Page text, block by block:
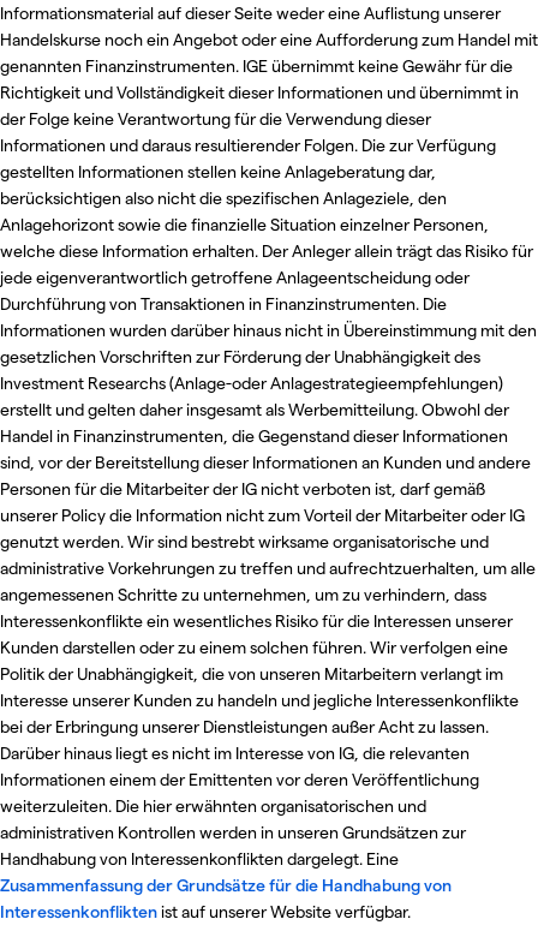
Informationsmaterial auf dieser Seite weder eine Auflistung unserer
Handelskurse noch ein Angebot oder eine Aufforderung zum Handel mit
genannten Finanzinstrumenten. IGE übernimmt keine Gewähr für die
Richtigkeit und Vollständigkeit dieser Informationen und übernimmt in
der Folge keine Verantwortung für die Verwendung dieser
Informationen und daraus resultierender Folgen. Die zur Verfügung
gestellten Informationen stellen keine Anlageberatung dar,
berücksichtigen also nicht die spezifischen Anlageziele, den
Anlagehorizont sowie die finanzielle Situation einzelner Personen,
welche diese Information erhalten. Der Anleger allein trägt das Risiko für
jede eigenverantwortlich getroffene Anlageentscheidung oder
Durchführung von Transaktionen in Finanzinstrumenten. Die
Informationen wurden darüber hinaus nicht in Übereinstimmung mit den
gesetzlichen Vorschriften zur Förderung der Unabhängigkeit des
Investment Researchs (Anlage-oder Anlagestrategieempfehlungen)
erstellt und gelten daher insgesamt als Werbemitteilung. Obwohl der
Handel in Finanzinstrumenten, die Gegenstand dieser Informationen
sind, vor der Bereitstellung dieser Informationen an Kunden und andere
Personen für die Mitarbeiter der IG nicht verboten ist, darf gemäß
unserer Policy die Information nicht zum Vorteil der Mitarbeiter oder IG
genutzt werden. Wir sind bestrebt wirksame organisatorische und
administrative Vorkehrungen zu treffen und aufrechtzuerhalten, um alle
angemessenen Schritte zu unternehmen, um zu verhindern, dass
Interessenkonflikte ein wesentliches Risiko für die Interessen unserer
Kunden darstellen oder zu einem solchen führen. Wir verfolgen eine
Politik der Unabhängigkeit, die von unseren Mitarbeitern verlangt im
Interesse unserer Kunden zu handeln und jegliche Interessenkonflikte
bei der Erbringung unserer Dienstleistungen außer Acht zu lassen.
Darüber hinaus liegt es nicht im Interesse von IG, die relevanten
Informationen einem der Emittenten vor deren Veröffentlichung
weiterzuleiten. Die hier erwähnten organisatorischen und
administrativen Kontrollen werden in unseren Grundsätzen zur
Handhabung von Interessenkonflikten dargelegt. Eine
Zusammenfassung der Grundsätze für die Handhabung von
Interessenkonfliktenist auf unserer Website verfügbar.